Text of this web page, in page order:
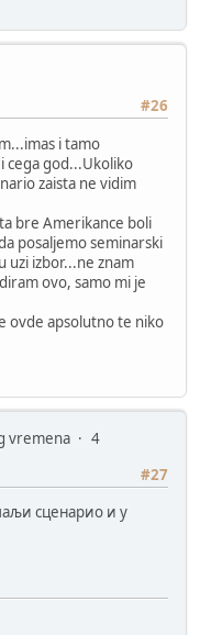
#26
i tamo
cega god...Ukoliko
zaista ne vidim
bre Amerikance boli
posaljemo seminarski
uzi izbor...ne znam
ovo, samo mi je
ovde apsolutno te niko
vremena
4
#27
сценарио и у